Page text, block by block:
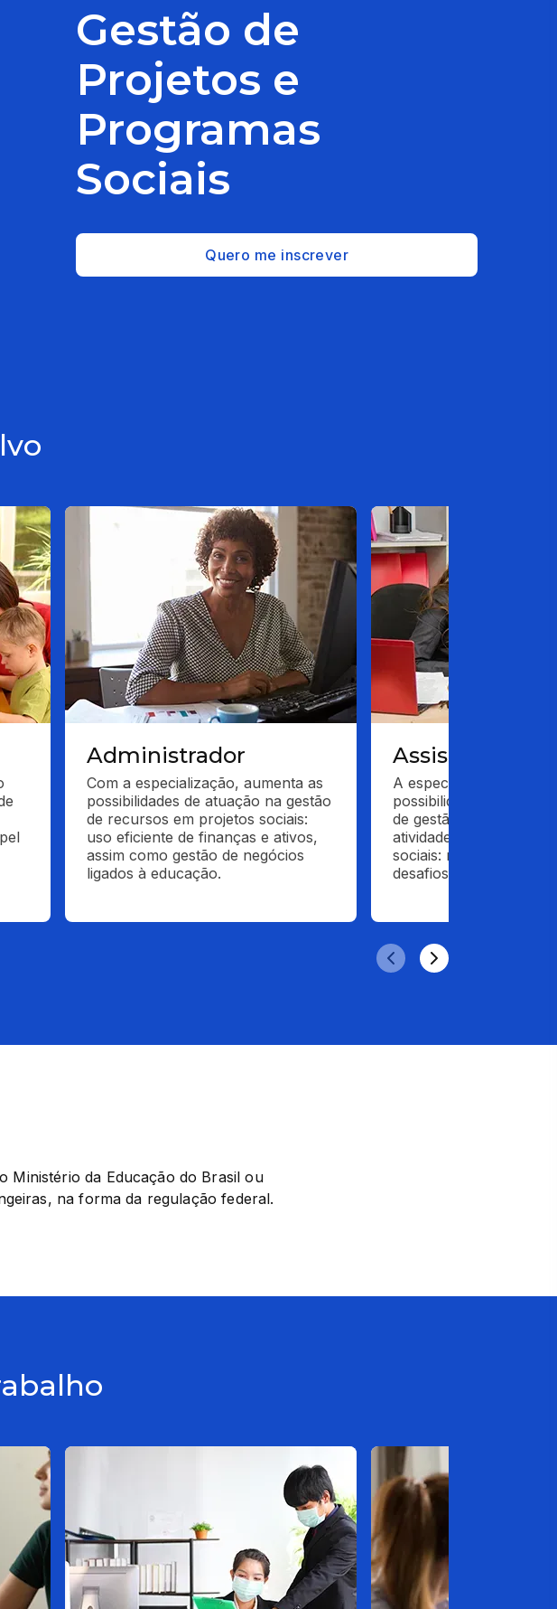
Gestão de
Projetos e
Programas
Sociais
Quero me inscrever
Administrador
Com a especialização, aumenta as
possibilidades de atuação na gestão
de recursos em projetos sociais:
uso eficiente de finanças e ativos,
assim como gestão de negócios
ligados à educação.
Assistente
A especialização traz a
possibilidade de
de gestão e negócios
atividades, como
sociais: mensurando
desafios em
Ministério da Educação do Brasil ou
na forma da regulação federal.